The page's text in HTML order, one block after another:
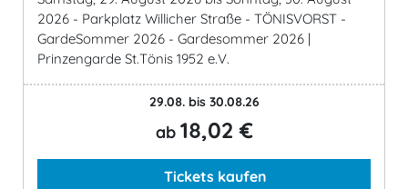
2026 - Parkplatz Willicher Straße - TÖNISVORST -
GardeSommer 2026 - Gardesommer 2026 |
Prinzengarde St.Tönis 1952 e.V.
29.08. bis 30.08.26
ab 18,02 €
Tickets kaufen